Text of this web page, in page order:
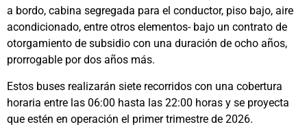
a bordo, cabina segregada para el conductor, piso bajo, aire
acondicionado, entre otros elementos- bajo un contrato de
otorgamiento de subsidio con una duración de ocho años,
prorrogable por dos años más.
Estos buses realizarán siete recorridos con una cobertura
horaria entre las 06:00 hasta las 22:00 horas y se proyecta
que estén en operación el primer trimestre de 2026.